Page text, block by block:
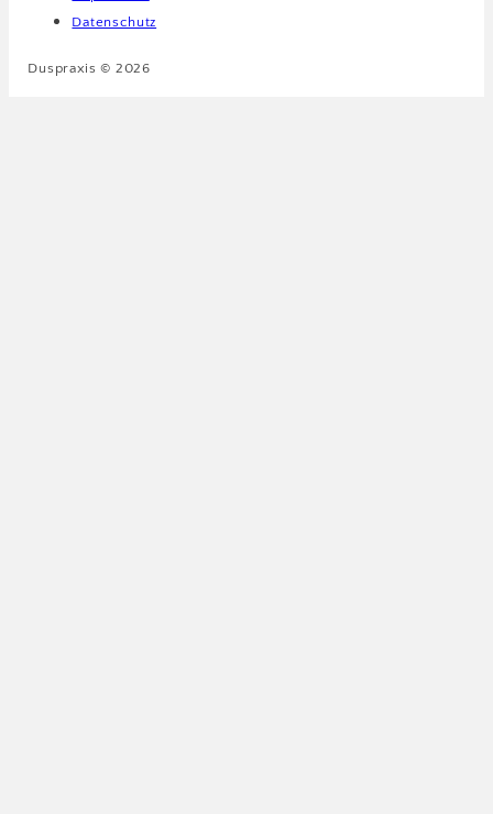
Datenschutz
Duspraxis © 2026